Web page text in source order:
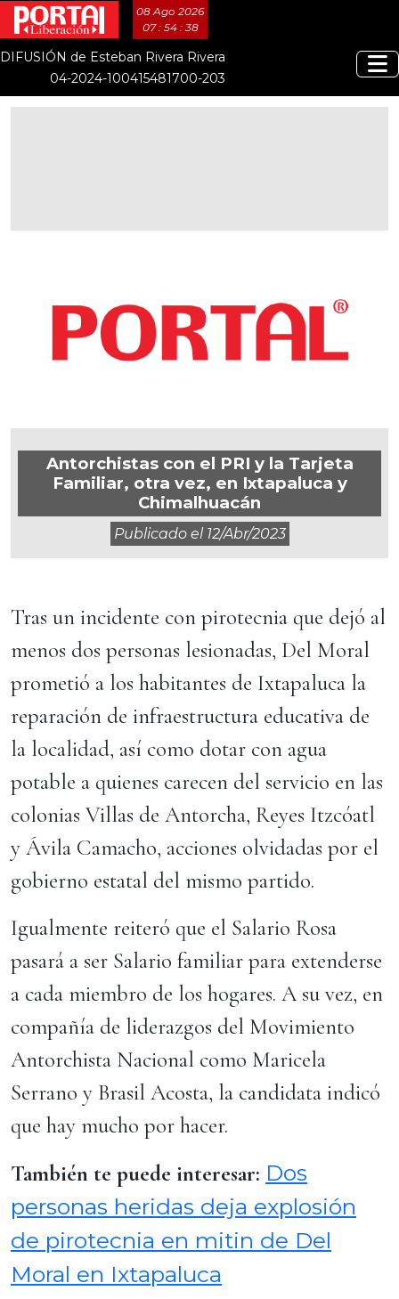
08 Ago 2026
07 : 54 : 39
DIFUSIÓN de Esteban Rivera Rivera
04-2024-100415481700-203
Antorchistas con el PRI y la Tarjeta
Familiar, otra vez, en Ixtapaluca y
Chimalhuacán
Publicado el 12/abr/2023
Tras un incidente con pirotecnia que dejó al
menos dos personas lesionadas, Del Moral
prometió a los habitantes de Ixtapaluca la
reparación de infraestructura educativa de
la localidad, así como dotar con agua
potable a quienes carecen del servicio en las
colonias Villas de Antorcha, Reyes Itzcóatl
y Ávila Camacho, acciones olvidadas por el
gobierno estatal del mismo partido.
Igualmente reiteró que el Salario Rosa
pasará a ser Salario familiar para extenderse
a cada miembro de los hogares. A su vez, en
compañía de liderazgos del Movimiento
Antorchista Nacional como Maricela
Serrano y Brasil Acosta, la candidata indicó
que hay mucho por hacer.
También te puede interesar: Dos
personas heridas deja explosión
de pirotecnia en mitin de Del
Moral en Ixtapaluca